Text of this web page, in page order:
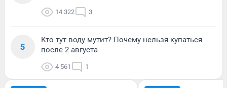
14 322 3
5
Кто тут воду мутит? Почему нельзя купаться
после 2 августа
4 561 1